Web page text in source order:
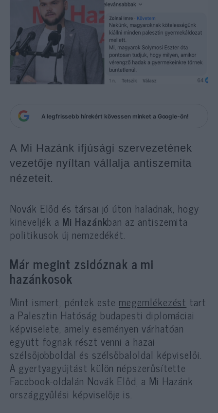
A legfrissebb hírekért kövessen minket a Google-ön!
A Mi Hazánk ifjúsági szervezetének
vezetője nyíltan vállalja antiszemita
nézeteit.
Novák Előd és társai jó úton haladnak, hogy
kineveljék a Mi Hazánkban az antiszemita
politikusok új nemzedékét.
Már megint zsidóznak a mi
hazánkosok
Mint ismert, péntek este megemlékezést tart
a Palesztin Hatóság budapesti diplomáciai
képviselete, amely eseményen várhatóan
együtt fognak részt venni a hazai
szélsőjobboldal és szélsőbaloldal képviselői.
A gyertyagyújtást külön népszerűsítette
Facebook-oldalán Novák Előd, a Mi Hazánk
országgyűlési képviselője is.